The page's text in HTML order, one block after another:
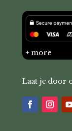
+ more
Laat je door